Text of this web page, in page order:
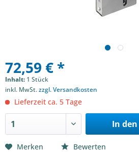
72,59 € *
Inhalt: 1 Stück
inkl. MwSt.zzgl. Versandkosten
Lieferzeit ca. 5 Tage
In den
Merken Bewerten